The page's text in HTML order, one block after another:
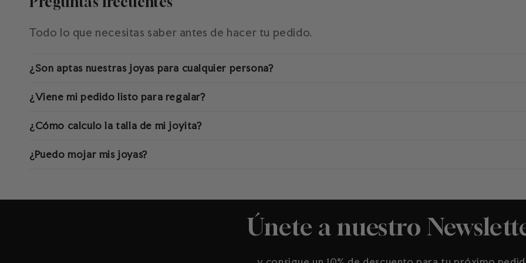
Todo lo que necesitas saber antes de hacer tu pedido.
¿Son aptas nuestras joyas para cualquier persona?
¿Viene mi pedido listo para regalar?
¿Cómo calculo la talla de mi joyita?
¿Puedo mojar mis joyas?
Únete a nuestro